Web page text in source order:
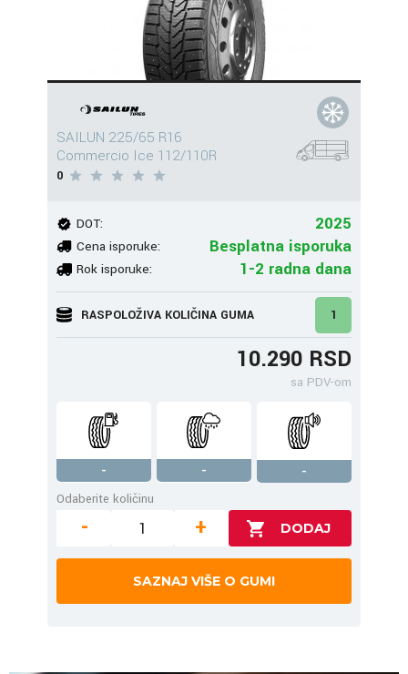
SAILUN 225/65 R16
Commercio Ice 112/110R
0
DOT: 2025
Cena isporuke: Besplatna isporuka
Rok isporuke: 1-2 radna dana
RASPOLOŽIVA KOLIČINA GUMA 1
10.290 RSD
sa PDV-om
- -
-
Odaberite količinu
- +
SAZNAJ VIŠE O GUMI